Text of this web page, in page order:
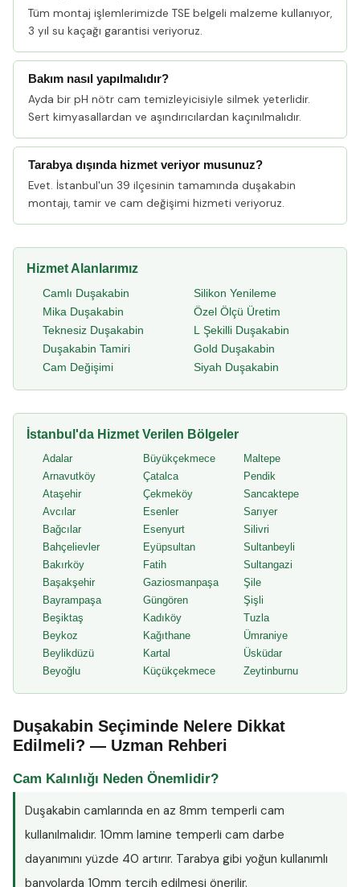
Tüm montaj işlemlerimizde TSE belgeli malzeme kullanıyor,
3 yıl su kaçağı garantisi veriyoruz.
Bakım nasıl yapılmalıdır?
Ayda bir pH nötr cam temizleyicisiyle silmek yeterlidir.
Sert kimyasallardan ve aşındırıcılardan kaçınılmalıdır.
Tarabya dışında hizmet veriyor musunuz?
Evet. İstanbul'un 39 ilçesinin tamamında duşakabin
montajı, tamir ve cam değişimi hizmeti veriyoruz.
Hizmet Alanlarımız
Camlı Duşakabin
Mika Duşakabin
Teknesiz Duşakabin
Duşakabin Tamiri
Cam Değişimi
Silikon Yenileme
Özel Ölçü Üretim
L Şekilli Duşakabin
Gold Duşakabin
Siyah Duşakabin
İstanbul'da Hizmet Verilen Bölgeler
Adalar
Arnavutköy
Ataşehir
Avcılar
Bağcılar
Bahçelievler
Bakırköy
Başakşehir
Bayrampaşa
Beşiktaş
Beykoz
Beylikdüzü
Beyoğlu
Büyükçekmece
Çatalca
Çekmeköy
Esenler
Esenyurt
Eyüpsultan
Fatih
Gaziosmanpaşa
Güngören
Kadıköy
Kağıthane
Kartal
Küçükçekmece
Maltepe
Pendik
Sancaktepe
Sarıyer
Silivri
Sultanbeyli
Sultangazi
Şile
Şişli
Tuzla
Ümraniye
Üsküdar
Zeytinburnu
Duşakabin Seçiminde Nelere Dikkat
Edilmeli? — Uzman Rehberi
Cam Kalınlığı Neden Önemlidir?
Duşakabin camlarında en az 8mm temperli cam
kullanılmalıdır. 10mm lamine temperli cam darbe
dayanımını yüzde 40 artırır. Tarabya gibi yoğun kullanımlı
banyolarda 10mm tercih edilmesi önerilir.